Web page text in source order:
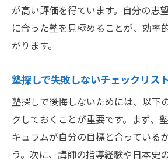
が高い評価を得ています。自分の志
に合った塾を見極めることが、効率
がります。
塾探しで失敗しないチェックリスト
塾探しで後悔しないためには、以下
クしておくことが重要です。まず、
キュラムが自分の目標と合っている
う。次に、講師の指導経験や日本史